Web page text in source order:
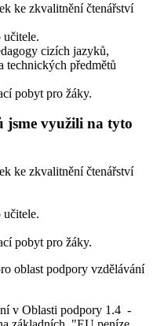
ke zkvalitnění čtenářství
cizích jazyků,
technických předmětů
pobyt pro žáky.
jsme využili na tyto
ke zkvalitnění čtenářství
pobyt pro žáky.
oblast podpory vzdělávání
v Oblasti podpory 1.4 -